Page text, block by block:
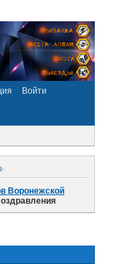
Войти
.
Воронежской